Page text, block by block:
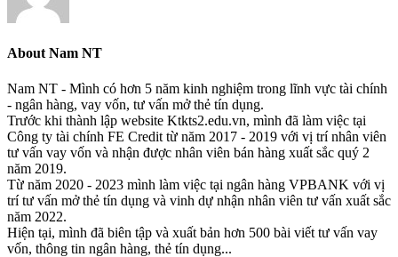
AboutNam NT
Nam NT - Mình có hơn 5 năm kinh nghiệm trong lĩnh vực tài chính
- ngân hàng, vay vốn, tư vấn mở thẻ tín dụng.
Trước khi thành lập website Ktkts2.edu.vn, mình đã làm việc tại
Công ty tài chính FE Credit từ năm 2017 - 2019 với vị trí nhân viên
tư vấn vay vốn và nhận được nhân viên bán hàng xuất sắc quý 2
năm 2019.
Từ năm 2020 - 2023 mình làm việc tại ngân hàng VPBANK với vị
trí tư vấn mở thẻ tín dụng và vinh dự nhận nhân viên tư vấn xuất sắc
năm 2022.
Hiện tại, mình đã biên tập và xuất bản hơn 500 bài viết tư vấn vay
vốn, thông tin ngân hàng, thẻ tín dụng...